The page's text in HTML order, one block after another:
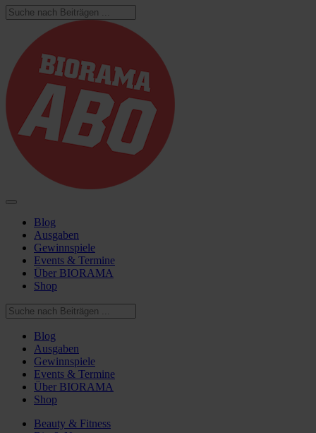
Blog
Ausgaben
Gewinnspiele
Events & Termine
Über BIORAMA
Shop
Blog
Ausgaben
Gewinnspiele
Events & Termine
Über BIORAMA
Shop
Beauty & Fitness